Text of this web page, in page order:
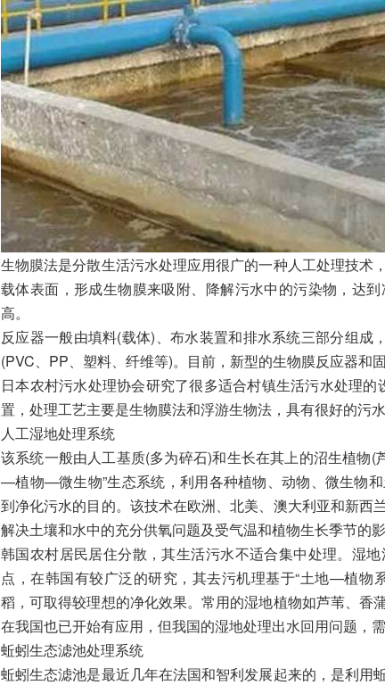
生物膜法是分散生活污水处理应用很广的一种人工处理技
载体表面，形成生物膜来吸附、降解污水中的污染物，达
高。
反应器一般由填料(载体)、布水装置和排水系统三部分组
(PVC、PP、塑料、纤维等)。目前，新型的生物膜反应器和
日本农村污水处理协会研究了很多适合村镇生活污水处理
置，处理工艺主要是生物膜法和浮游生物法，具有很好的污
人工湿地处理系统
该系统一般由人工基质(多为碎石)和生长在其上的沼生植物
—植物—微生物”生态系统，利用各种植物、动物、微生物
到净化污水的目的。该技术在欧洲、北美、澳大利亚和新
解决土壤和水中的充分供氧问题及受气温和植物生长季节的影
韩国农村居民居住分散，其生活污水不适合集中处理。湿
点，在韩国有较广泛的研究，其去污机理基于“土地—植物
稻，可取得较理想的净化效果。常用的湿地植物如芦苇、
在我国也已开始有应用，但我国的湿地处理出水回用问题，
蚯蚓生态滤池处理系统
蚯蚓生态滤池是最近几年在法国和智利发展起来的，是利